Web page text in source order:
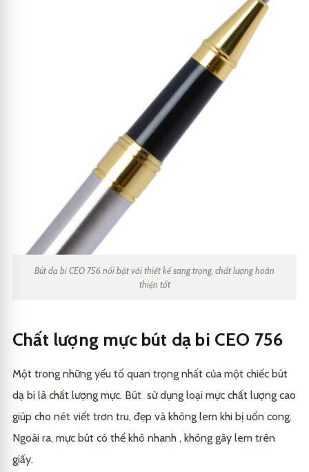
Bút dạ bi CEO 756 nổi bật với thiết kế sang trọng, chất lượng hoàn
thiện tốt
Chất lượng mực bút dạ bi CEO 756
Một trong những yếu tố quan trọng nhất của một chiếc bút
dạ bi là chất lượng mực. Bút sử dụng loại mực chất lượng cao
giúp cho nét viết trơn tru, đẹp và không lem khi bị uốn cong.
Ngoài ra, mực bút có thể khô nhanh , không gây lem trên
giấy.